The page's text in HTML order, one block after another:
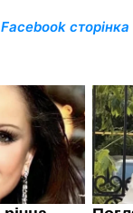
Facebook сторінка